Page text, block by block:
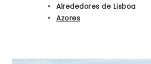
Alrededores de Lisboa
Azores